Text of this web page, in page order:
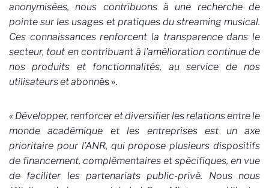
anonymisées, nous contribuons à une recherche de
pointe sur les usages et pratiques du streaming musical.
Ces connaissances renforcent la transparence dans le
secteur, tout en contribuant à l’amélioration continue de
nos produits et fonctionnalités, au service de nos
utilisateurs et abonnés ».
« Développer, renforcer et diversifier les relations entre le
monde académique et les entreprises est un axe
prioritaire pour l’ANR, qui propose plusieurs dispositifs
de financement, complémentaires et spécifiques, en vue
de faciliter les partenariats public-privé. Nous nous